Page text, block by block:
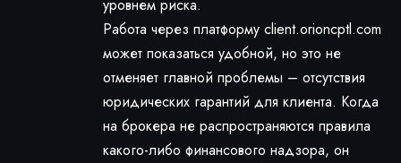
уровнем риска.
Работа через платформу client.orioncptl.com
может показаться удобной, но это не
отменяет главной проблемы – отсутствия
юридических гарантий для клиента. Когда
на брокера не распространяются правила
какого-либо финансового надзора, он